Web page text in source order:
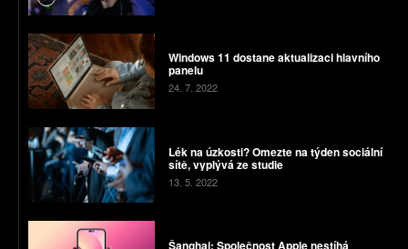
Windows 11 dostane aktualizaci hlavního
panelu
24. 7. 2022
Lék na úzkosti? Omezte na týden sociální
sítě, vyplývá ze studie
13. 5. 2022
Šanghaj: Společnost Apple nestíhá